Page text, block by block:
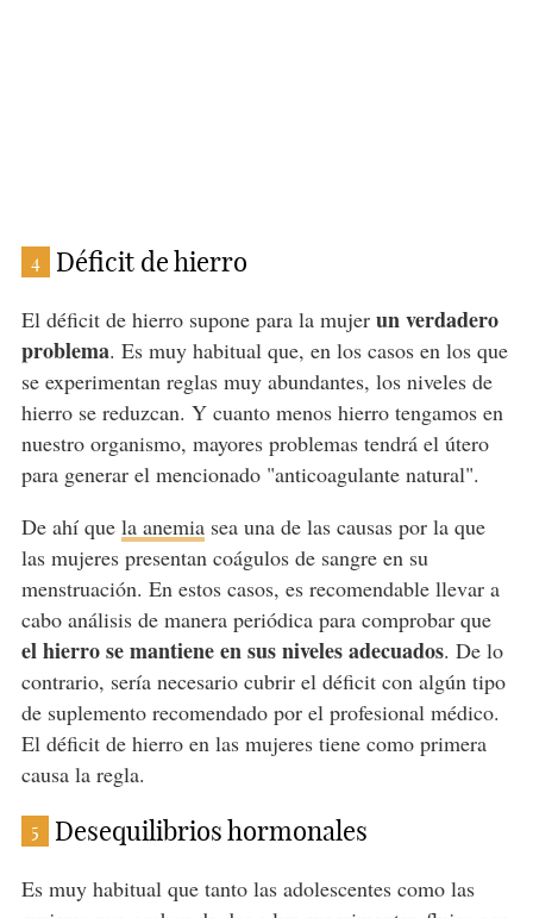
4 Déficit de hierro
El déficit de hierro supone para la mujer un verdadero
problema. Es muy habitual que, en los casos en los que
se experimentan reglas muy abundantes, los niveles de
hierro se reduzcan. Y cuanto menos hierro tengamos en
nuestro organismo, mayores problemas tendrá el útero
para generar el mencionado "anticoagulante natural".
De ahí que la anemiasea una de las causas por la que
las mujeres presentan coágulos de sangre en su
menstruación. En estos casos, es recomendable llevar a
cabo análisis de manera periódica para comprobar que
el hierro se mantiene en sus niveles adecuados. De lo
contrario, sería necesario cubrir el déficit con algún tipo
de suplemento recomendado por el profesional médico.
El déficit de hierro en las mujeres tiene como primera
causa la regla.
5 Desequilibrios hormonales
Es muy habitual que tanto las adolescentes como las